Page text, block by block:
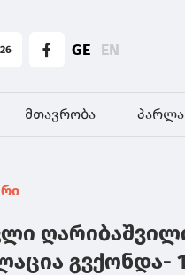
GE EN
მთავრობა
გვქონდა-